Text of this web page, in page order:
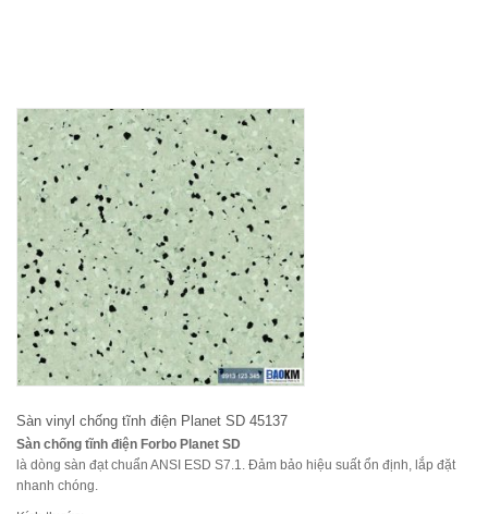
Sàn vinyl chống tĩnh điện Planet SD 45137
Sàn chống tĩnh điện Forbo Planet SD
là dòng sàn đạt chuẩn ANSI ESD S7.1. Đảm bảo hiệu suất ổn định, lắp đặt
nhanh chóng.